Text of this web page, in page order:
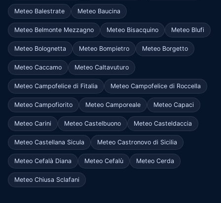
Meteo Balestrate Meteo Baucina
Meteo Belmonte Mezzagno Meteo Bisacquino Meteo Blufi
Meteo Bolognetta Meteo Bompietro Meteo Borgetto
Meteo Caccamo Meteo Caltavuturo
Meteo Campofelice di Fitalia Meteo Campofelice di Roccella
Meteo Campofiorito Meteo Camporeale Meteo Capaci
Meteo Carini Meteo Castelbuono Meteo Casteldaccia
Meteo Castellana Sicula Meteo Castronovo di Sicilia
Meteo Cefalà Diana Meteo Cefalù Meteo Cerda
Meteo Chiusa Sclafani